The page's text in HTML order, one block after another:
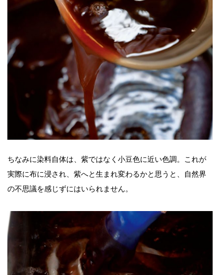
ちなみに染料自体は、紫ではなく小豆色に近い色調。これが
実際に布に浸され、紫へと生まれ変わるかと思うと、自然界
の不思議を感じずにはいられません。